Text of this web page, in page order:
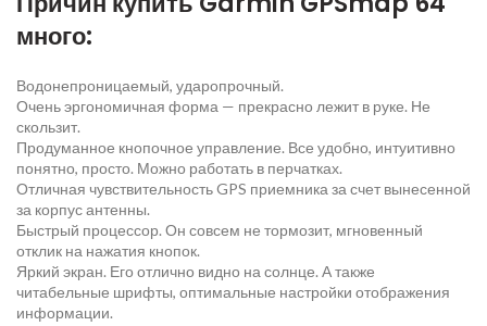
много:
Водонепроницаемый, ударопрочный.
Очень эргономичная форма — прекрасно лежит в руке. Не
скользит.
Продуманное кнопочное управление. Все удобно, интуитивно
понятно, просто. Можно работать в перчатках.
Отличная чувствительность GPS приемника за счет вынесенной
за корпус антенны.
Быстрый процессор. Он совсем не тормозит, мгновенный
отклик на нажатия кнопок.
Яркий экран. Его отлично видно на солнце. А также
читабельные шрифты, оптимальные настройки отображения
информации.